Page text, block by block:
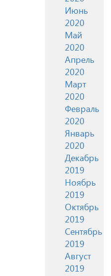
Июнь
2020
Май
2020
Апрель
2020
Март
2020
Февраль
2020
Январь
2020
Декабрь
2019
Ноябрь
2019
Октябрь
2019
Сентябрь
2019
Август
2019